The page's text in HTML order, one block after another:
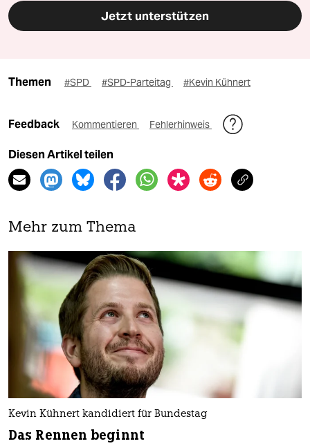
Jetzt unterstützen
Themen #SPD #SPD-Parteitag #Kevin Kühnert
Feedback Kommentieren Fehlerhinweis
Diesen Artikel teilen
Mehr zum Thema
Kevin Kühnert kandidiert für Bundestag
Das Rennen beginnt